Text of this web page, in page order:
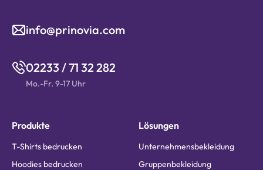
info@prinovia.com
02233 / 71 32 282
Mo.-Fr. 9-17 Uhr
Produkte
T-Shirts bedrucken
Hoodies bedrucken
Lösungen
Unternehmensbekleidung
Gruppenbekleidung